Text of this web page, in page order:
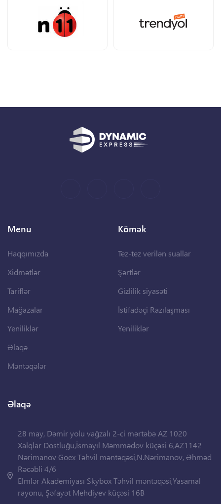
Menu
Haqqımızda
Xidmətlər
Tariflər
Mağazalar
Yeniliklər
Əlaqə
Məntəqələr
Kömək
Tez-tez verilən suallar
Şərtlər
Gizlilik siyasəti
İstifadəçi Razılaşması
Yeniliklər
Əlaqə
28 may, Dəmir yolu vağzalı 2-ci mərtəbə AZ 1020
Xalqlar Dostluğu,İsmayıl Məmmədov küçəsi 6,AZ1142
Nərimanov Goex Təhvil məntəqəsi,N.Nərimanov, Əhməd
Rəcəbli 4/6
Elmlər Akademiyası Skybox Təhvil məntəqəsi,Yasamal
rayonu, Şəfayət Mehdiyev küçəsi 16B